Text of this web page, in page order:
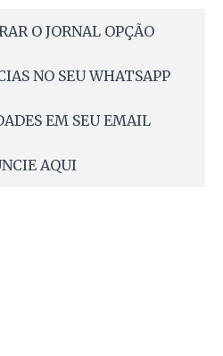
O JORNAL OPÇÃO
NO SEU WHATSAPP
EM SEU EMAIL
AQUI